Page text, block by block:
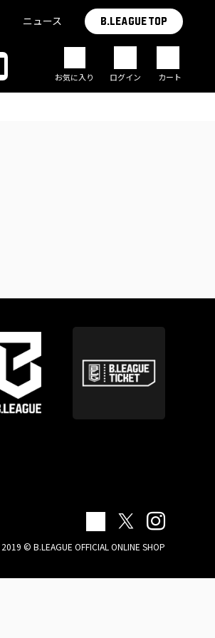
ニュース B.LEAGUE TOP
お気に入り ログイン カート
2019 © B.LEAGUE OFFICIAL ONLINE SHOP